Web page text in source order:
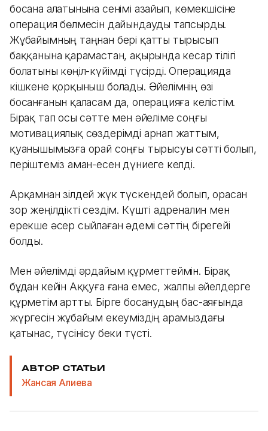
босана алатынына сенімі азайып, көмекшісіне
операция бөлмесін дайындауды тапсырды.
Жұбайымның таңнан бері қатты тырысып
баққанына қарамастан, ақырында кесар тілігі
болатыны көңіл-күйімді түсірді. Операцияда
кішкене қорқыныш болады. Әйелімнің өзі
босанғанын қаласам да, операцияға келістім.
Бірақ тап осы сәтте мен әйеліме соңғы
мотивациялық сөздерімді арнап жаттым,
қуанышымызға орай соңғы тырысуы сәтті болып,
періштеміз аман-есен дүниеге келді.
Арқамнан зілдей жүк түскендей болып, орасан
зор жеңілдікті сездім. Күшті адреналин мен
ерекше әсер сыйлаған әдемі сәттің бірегейі
болды.
Мен әйелімді әрдайым құрметтеймін. Бірақ
бұдан кейін Аққуға ғана емес, жалпы әйелдерге
құрметім артты. Бірге босанудың бас-аяғында
жүргесін жұбайым екеуміздің арамыздағы
қатынас, түсінісу беки түсті.
АВТОР СТАТЬИ
Жансая Алиева